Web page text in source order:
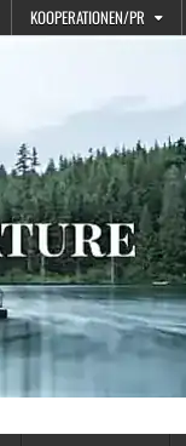
KOOPERATIONEN/PR